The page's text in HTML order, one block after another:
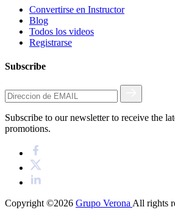
Convertirse en Instructor
Blog
Todos los videos
Registrarse
Subscribe
Subscribe to our newsletter to receive the
promotions.
Copyright ©2026 Grupo VeronaAll rights